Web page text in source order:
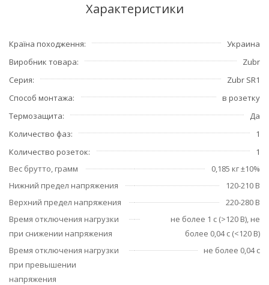
Характеристики
Країна походження
Украина
Виробник товара
Zubr
Серия
Zubr SR1
Способ монтажа
в розетку
Термозащита
Да
Количество фаз
1
Количество розеток
1
Вес брутто, грамм
0,185 кг ±10%
Нижний предел напряжения
120-210 В
Верхний предел напряжения
220-280 В
Время отключения нагрузки
при снижении напряжения
не более 1 с (>120 В), не
более 0,04 с (<120 В)
Время отключения нагрузки
при превышении
напряжения
не более 0,04 с